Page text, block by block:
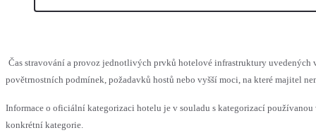
Čas stravování a provoz jednotlivých prvků hotelové infrastruktury uvedených
povětrnostních podmínek, požadavků hostů nebo vyšší moci, na které majitel
Informace o oficiální kategorizaci hotelu je v souladu s kategorizací
konkrétní kategorie.